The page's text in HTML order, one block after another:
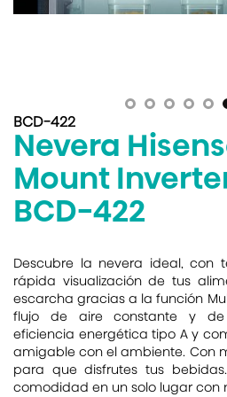
BCD-422
Nevera
Mount
BCD-422
Descubre la nevera ideal, con
rápida visualización de tus
escarcha gracias a la función
flujo de aire constante y de
eficiencia energética tipo A y
amigable con el ambiente. Con
para que disfrutes tus
comodidad en un solo lugar con